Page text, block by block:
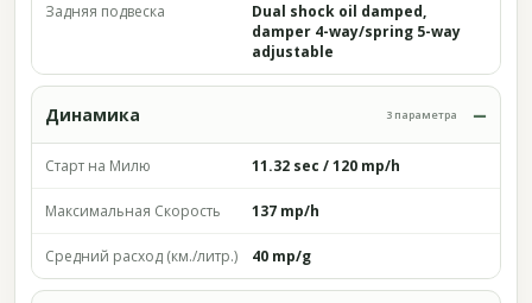
Задняя подвеска
Dual shock oil damped,
damper 4-way/spring 5-way
adjustable
Динамика 3 параметра
Старт на Милю 11.32 sec / 120 mp/h
Максимальная Скорость 137 mp/h
Средний расход (км./литр.) 40 mp/g